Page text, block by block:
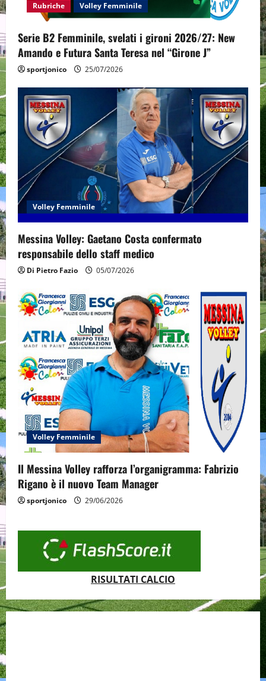
o
n
Rubriche Volley Femminile
Serie B2 Femminile, svelati i gironi 2026/27: New
Amando e Futura Santa Teresa nel “Girone J”
sportjonico 25/07/2026
Volley Femminile
Messina Volley: Gaetano Costa confermato
responsabile dello staff medico
Di Pietro Fazio 05/07/2026
Volley Femminile
Il Messina Volley rafforza l’organigramma: Fabrizio
Rigano è il nuovo Team Manager
sportjonico 29/06/2026
RISULTATI CALCIO